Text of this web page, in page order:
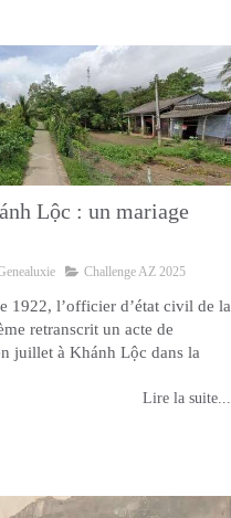
Lộc : un mariage
Challenge AZ 2025
1922, l’officier d’état civil de la
retranscrit un acte de
juillet à Khánh Lộc dans la
Lire la suite...